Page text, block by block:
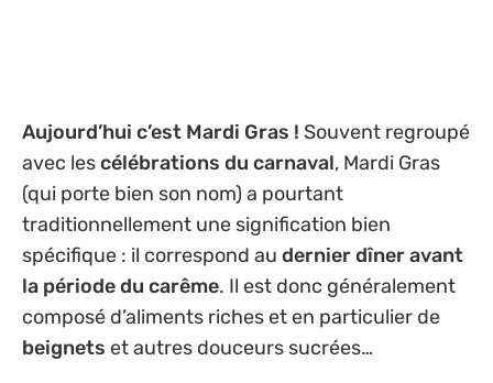
Aujourd’hui c’est Mardi Gras ! Souvent regroupé
avec lescélébrations du carnaval, Mardi Gras
(qui porte bien son nom) a pourtant
traditionnellement une signification bien
spécifique : il correspond au dernier dîner avant
la période du carême. Il est donc généralement
composé d’aliments riches et en particulier de
beignets et autres douceurs sucrées…